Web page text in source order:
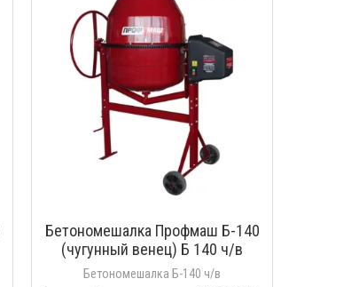
Бетономешалка Профмаш Б-140
(чугунный венец) Б 140 ч/в
Бетономешалка Б-140 ч/в